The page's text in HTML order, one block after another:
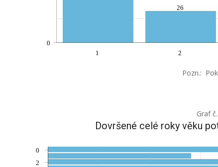
26
1 2
0
Pozn.:
Graf
Dovršené celé roky věku
0
2